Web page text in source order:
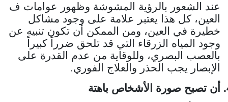
عند الشعور بالرؤية المشوشة وظهور عوامات ف
العين، كل هذا يعتبر علامة على وجود مشاكل
خطيرة في العين، ومن الممكن أن تكون تنبيه عن
وجود المياه الزرقاء التي قد تلحق ضرراً كبيراً
بالعصب البصري، وللوقاية من عدم القدرة على
الإبصار يجب الحذر والعلاج الفوري.
أن تصبح صورة الأشخاص باهتة